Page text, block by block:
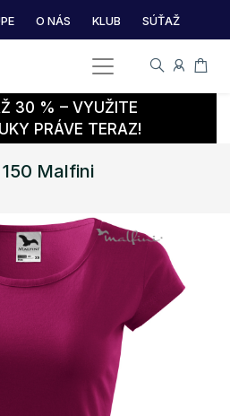
O NÁS KLUB SÚŤAŽ
30 % – VYUŽITE
PRÁVE TERAZ!
Malfini